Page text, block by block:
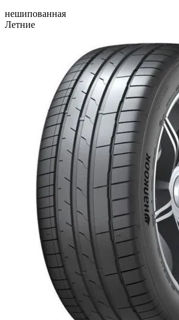
нешипованная
Летние